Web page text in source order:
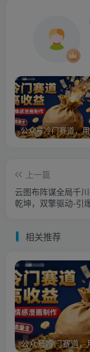
上一篇
云图布阵谋全局千
乾坤，双擎驱动-引
相关推荐